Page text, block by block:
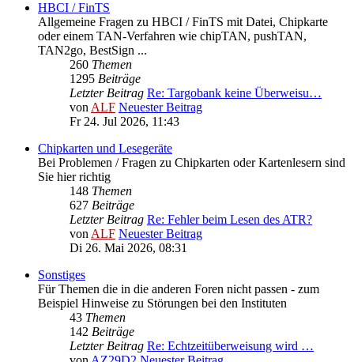
HBCI / FinTS
Allgemeine Fragen zu HBCI / FinTS mit Datei, Chipkarte
oder einem TAN-Verfahren wie chipTAN, pushTAN,
TAN2go, BestSign ...
260 Themen
1295 Beiträge
Letzter Beitrag Re: Targobank keine Überweisu…
vonALF Neuester Beitrag
Fr 24. Jul 2026, 11:43
Chipkarten und Lesegeräte
Bei Problemen / Fragen zu Chipkarten oder Kartenlesern sind
Sie hier richtig
148 Themen
627 Beiträge
Letzter Beitrag Re: Fehler beim Lesen des ATR?
vonALF Neuester Beitrag
Di 26. Mai 2026, 08:31
Sonstiges
Für Themen die in die anderen Foren nicht passen - zum
Beispiel Hinweise zu Störungen bei den Instituten
43 Themen
142 Beiträge
Letzter Beitrag Re: Echtzeitüberweisung wird …